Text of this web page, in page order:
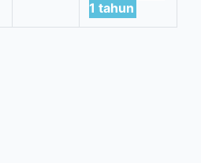
1 tahun